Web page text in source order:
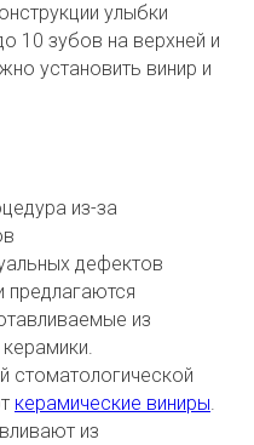
улыбки
10 зубов на верхней и
установить винир и
из-за
дефектов
предлагаются
из
стоматологической
керамические виниры.
из